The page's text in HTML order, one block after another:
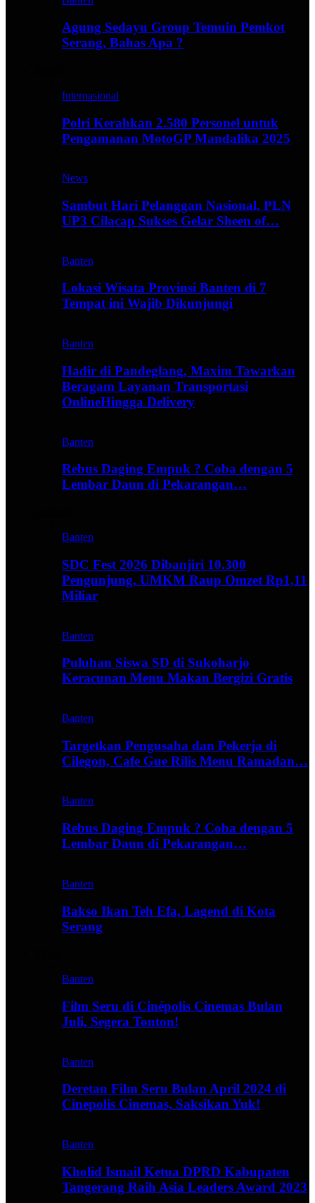
Agung Sedayu Group Temuin Pemkot
Serang, Bahas Apa ?
Internasional
Polri Kerahkan 2.580 Personel untuk
Pengamanan MotoGP Mandalika 2025
News
Sambut Hari Pelanggan Nasional, PLN
UP3 Cilacap Sukses Gelar Sheen of…
Banten
Lokasi Wisata Provinsi Banten di 7
Tempat ini Wajib Dikunjungi
Banten
Hadir di Pandeglang, Maxim Tawarkan
Beragam Layanan Transportasi
OnlineHingga Delivery
Banten
Rebus Daging Empuk ? Coba dengan 5
Lembar Daun di Pekarangan…
Banten
SDC Fest 2026 Dibanjiri 10.300
Pengunjung, UMKM Raup Omzet Rp1,11
Miliar
Banten
Puluhan Siswa SD di Sukoharjo
Keracunan Menu Makan Bergizi Gratis
Banten
Targetkan Pengusaha dan Pekerja di
Cilegon, Cafe Gue Rilis Menu Ramadan…
Banten
Rebus Daging Empuk ? Coba dengan 5
Lembar Daun di Pekarangan…
Banten
Bakso Ikan Teh Efa, Lagend di Kota
Serang
Banten
Film Seru di Cinépolis Cinemas Bulan
Juli, Segera Tonton!
Banten
Deretan Film Seru Bulan April 2024 di
Cinepolis Cinemas, Saksikan Yuk!
Banten
Kholid Ismail Ketua DPRD Kabupaten
Tangerang Raih Asia Leaders Award 2023